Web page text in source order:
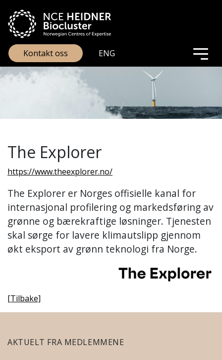
Kontakt oss ENG
The Explorer
https://www.theexplorer.no/
The Explorer er Norges offisielle kanal for
internasjonal profilering og markedsføring av
grønne og bærekraftige løsninger. Tjenesten
skal sørge for lavere klimautslipp gjennom
økt eksport av grønn teknologi fra Norge.
[Tilbake]
AKTUELT FRA MEDLEMMENE